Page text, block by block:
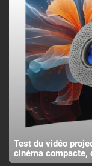
Test du vidéo
cinéma compacte,